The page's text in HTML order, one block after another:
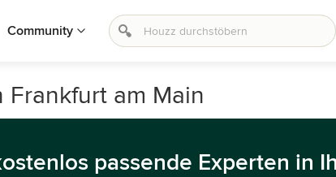
Community
am Main
passende Experten in